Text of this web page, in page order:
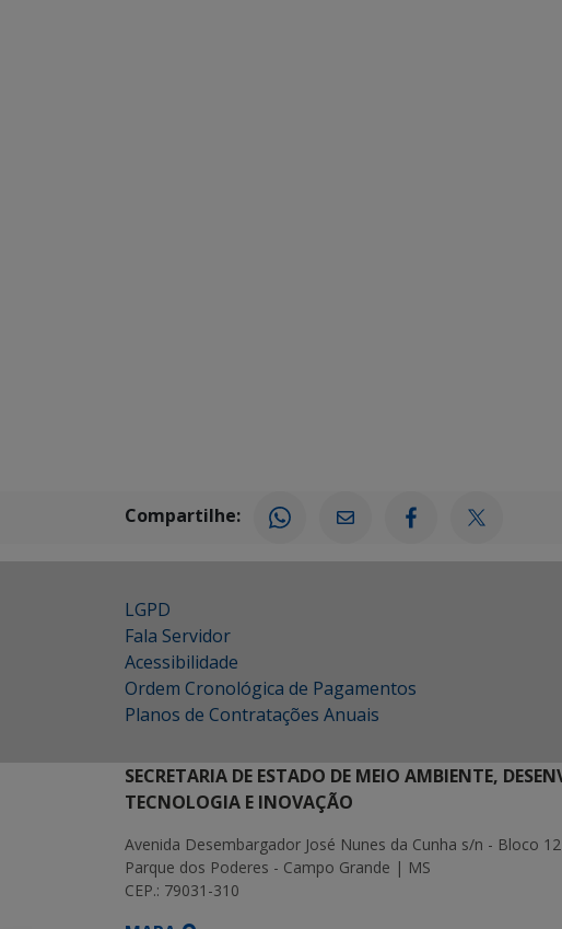
Compartilhe:
LGPD
Fala Servidor
Acessibilidade
Ordem Cronológica de Pagamentos
Planos de Contratações Anuais
SECRETARIA DE ESTADO DE MEIO AMBIENTE,
TECNOLOGIA E INOVAÇÃO
Avenida Desembargador José Nunes da Cunha s/n - Bloco 12
Parque dos Poderes - Campo Grande | MS
CEP.: 79031-310